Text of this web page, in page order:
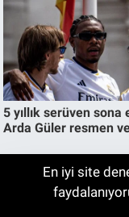
En iyi site
Evim
Otomobil